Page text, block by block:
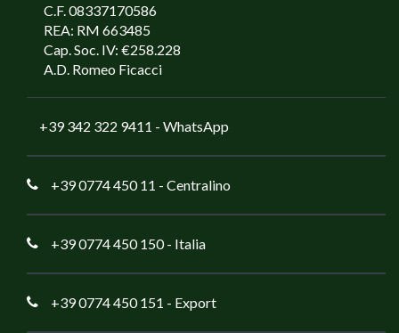
C.F. 08337170586
REA: RM 663485
Cap. Soc. IV: €258.228
A.D. Romeo Ficacci
+39 342 322 9411 - WhatsApp
+39 0774 450 11 - Centralino
+39 0774 450 150- Italia
+39 0774 450 151 - Export